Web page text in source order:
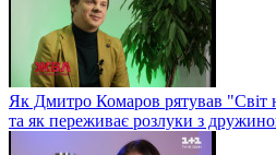
Як Дмитро Комаров рятував "Світ
та як переживає розлуки з